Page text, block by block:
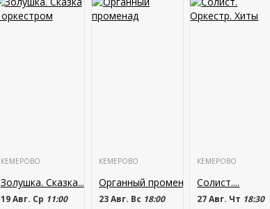
КЕМЕРОВО
Золушка. Сказка...
19 Авг. Ср 11:00
КЕМЕРОВО
Органный променад
23 Авг. Вс 18:00
КЕМЕРОВО
Солист....
27 Авг. Чт 18:30